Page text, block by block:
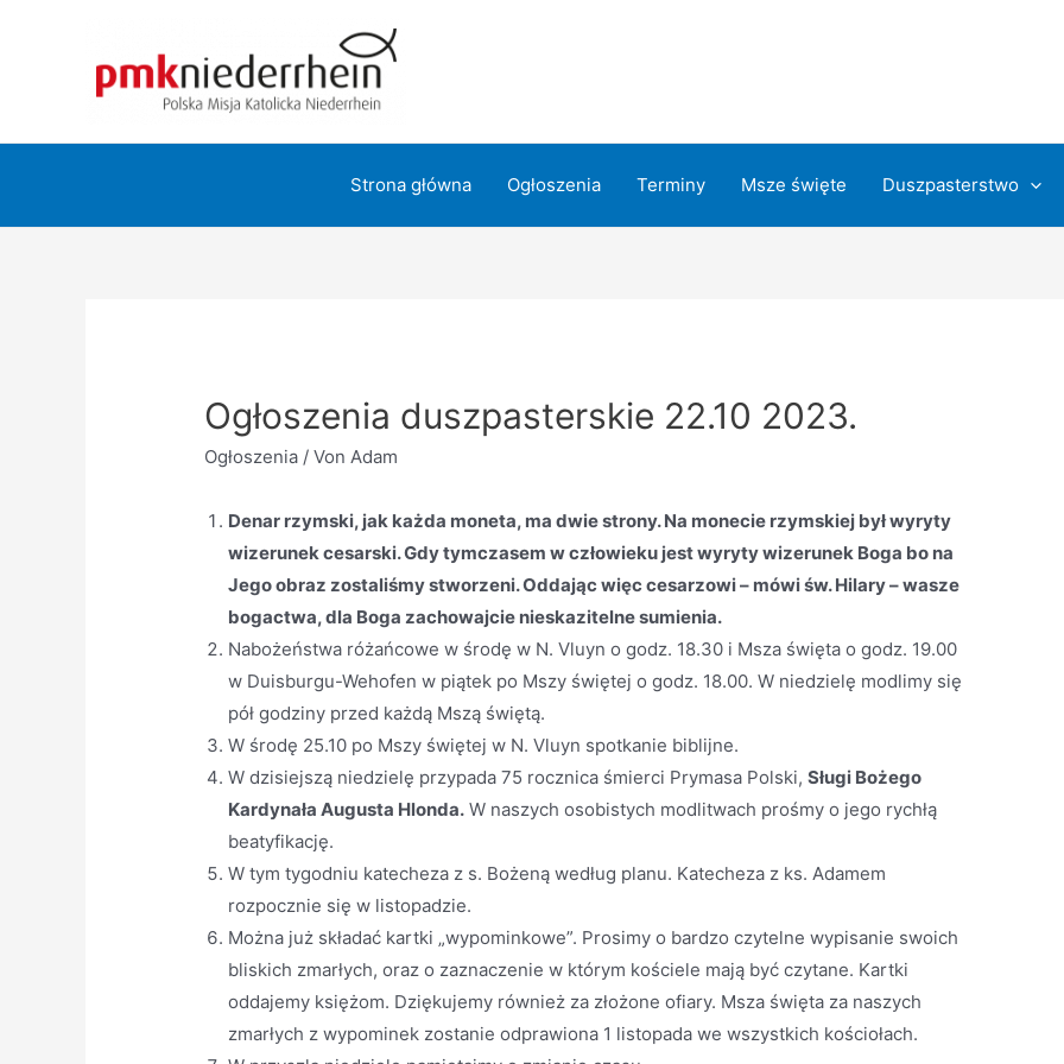
Strona główna Ogłoszenia Terminy Msze święte Duszpasterstwo
Ogłoszenia duszpasterskie 22.10 2023.
Ogłoszenia / VonAdam
Denar rzymski, jak każda moneta, ma dwie strony. Na monecie rzymskiej był wyryty
wizerunek cesarski. Gdy tymczasem w człowieku jest wyryty wizerunek Boga bo na
Jego obraz zostaliśmy stworzeni. Oddając więc cesarzowi – mówi św. Hilary – wasze
bogactwa, dla Boga zachowajcie nieskazitelne sumienia.
Nabożeństwa różańcowe w środę w N. Vluyn o godz. 18.30 i Msza święta o godz. 19.00
w Duisburgu-Wehofen w piątek po Mszy świętej o godz. 18.00. W niedzielę modlimy się
pół godziny przed każdą Mszą świętą.
W środę 25.10 po Mszy świętej w N. Vluyn spotkanie biblijne.
W dzisiejszą niedzielę przypada 75 rocznica śmierci Prymasa Polski,Sługi Bożego
Kardynała Augusta Hlonda. W naszych osobistych modlitwach prośmy o jego rychłą
beatyfikację.
W tym tygodniu katecheza z s. Bożeną według planu. Katecheza z ks. Adamem
rozpocznie się w listopadzie.
Można już składać kartki „wypominkowe”. Prosimy o bardzo czytelne wypisanie swoich
bliskich zmarłych, oraz o zaznaczenie w którym kościele mają być czytane. Kartki
oddajemy księżom. Dziękujemy również za złożone ofiary. Msza święta za naszych
zmarłych z wypominek zostanie odprawiona 1 listopada we wszystkich kościołach.